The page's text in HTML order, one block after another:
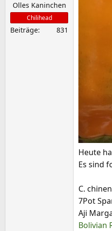
m
Olles Kaninchen
Chilihead
Beiträge 831
Heute
Es sind
C.
7Pot
Aji
Bolivian